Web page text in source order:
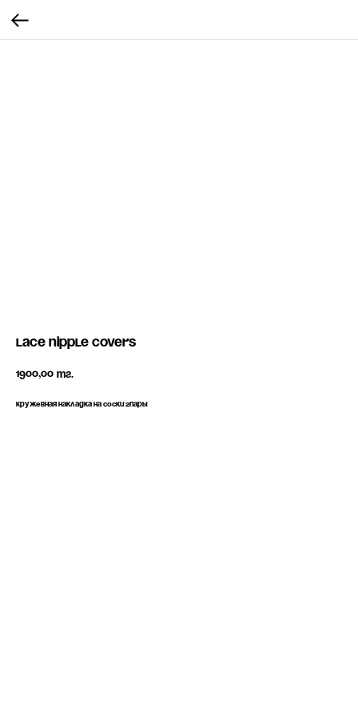
Lace Nipple covers
1900,00 тг.
Кружевная накладка на соски 2пары